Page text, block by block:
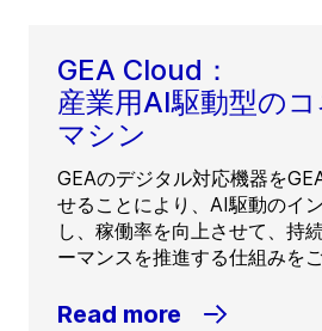
GEA Cloud：
産業用AI駆動型の
マシン
GEAのデジタル対応機器を
せることにより、AI駆動のイ
し、稼働率を向上させて、持
ーマンスを推進する仕組みを
Read more